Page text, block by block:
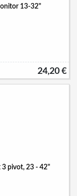
13-32"
24,20 €
3 pivot, 23 - 42"